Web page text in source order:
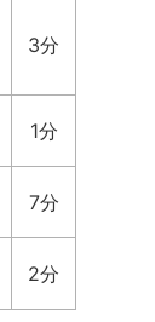
3分
1分
7分
2分